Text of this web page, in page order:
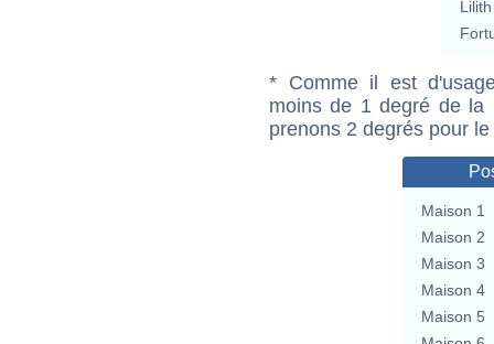
Lilith
* Comme il est
moins de 1 degré de la
prenons 2 degrés pour
Maison 1
Maison 2
Maison 3
Maison 4
Maison 5